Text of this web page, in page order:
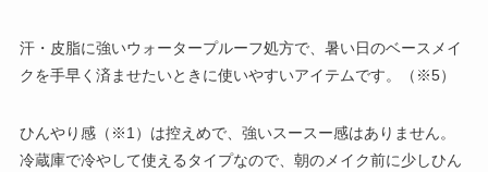
汗・皮脂に強いウォータープルーフ処方で、暑い日のベースメイ
クを手早く済ませたいときに使いやすいアイテムです。（※5）
ひんやり感（※1）は控えめで、強いスースー感はありません。
冷蔵庫で冷やして使えるタイプなので、朝のメイク前に少しひん